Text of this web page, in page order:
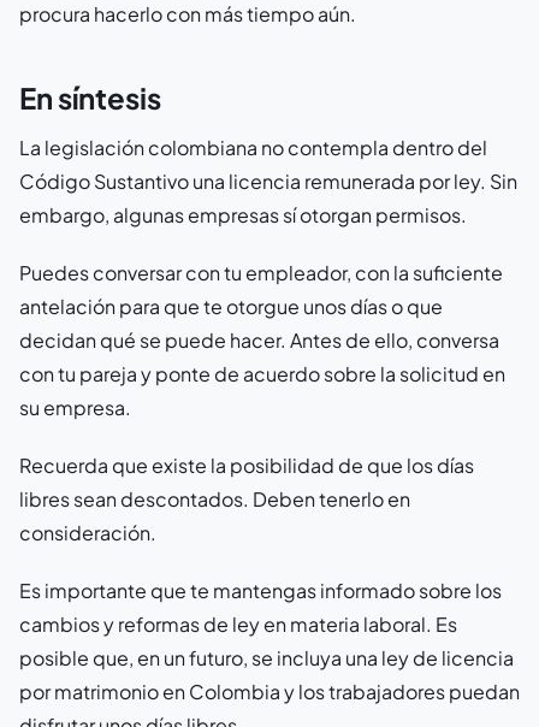
procura hacerlo con más tiempo aún.
En síntesis
La legislación colombiana no contempla dentro del
Código Sustantivo una licencia remunerada por ley. Sin
embargo, algunas empresas sí otorgan permisos.
Puedes conversar con tu empleador, con la suficiente
antelación para que te otorgue unos días o que
decidan qué se puede hacer. Antes de ello, conversa
con tu pareja y ponte de acuerdo sobre la solicitud en
su empresa.
Recuerda que existe la posibilidad de que los días
libres sean descontados. Deben tenerlo en
consideración.
Es importante que te mantengas informado sobre los
cambios y reformas de ley en materia laboral. Es
posible que, en un futuro, se incluya una ley de licencia
por matrimonio en Colombia y los trabajadores puedan